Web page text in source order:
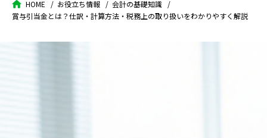
HOME お役立ち情報
会計の基礎知識
賞与引当金とは？仕訳・計算方法・税務上の取り扱いをわかりやすく解説